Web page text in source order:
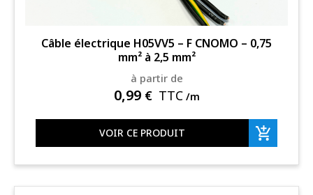
Câble électrique H05VV5 – F CNOMO – 0,75
mm² à 2,5 mm²
à partir de
0,99 € TTC/m
VOIR CE PRODUIT